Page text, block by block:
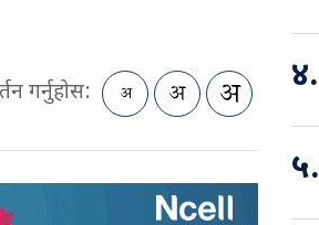
गर्नुहोस: ४.
५.